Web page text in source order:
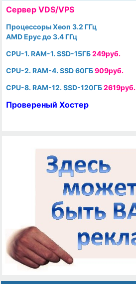
Cервер VDS/VPS
Процессоры Xeon 3.2 ГГц
AMD Epyc до 3.4 ГГц
CPU-1. RAM-1. SSD-15ГБ249руб.
CPU-2. RAM-4. SSD 60ГБ909руб.
CPU-8. RAM-12. SSD-120ГБ2619руб.
Провереный Хостер